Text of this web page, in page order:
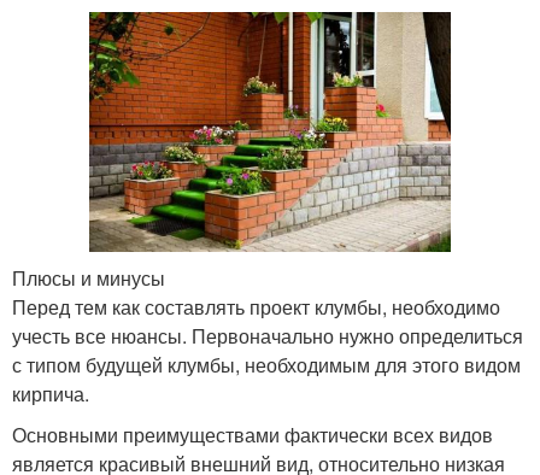
Плюсы и минусы
Перед тем как составлять проект клумбы, необходимо
учесть все нюансы. Первоначально нужно определиться
с типом будущей клумбы, необходимым для этого видом
кирпича.
Основными преимуществами фактически всех видов
является красивый внешний вид, относительно низкая